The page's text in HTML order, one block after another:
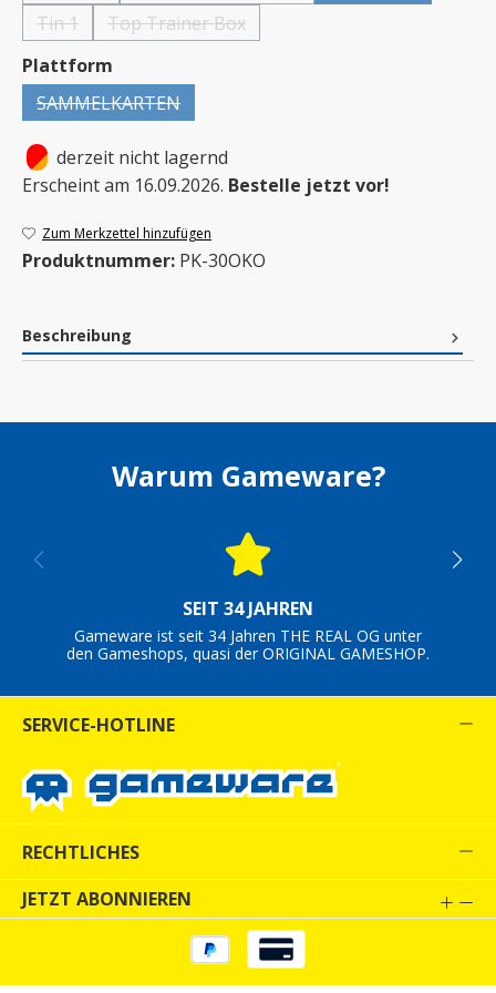
Tin 1(Diese Option ist zurzeit nicht verfügbar.)
Top Trainer Box(Diese Option ist zurzeit nicht verfügbar.)
Plattform
SAMMELKARTEN(Diese Option ist zurzeit nicht verfügbar.)
•
derzeit nicht lagernd
Erscheint am 16.09.2026. Bestelle jetzt vor!
Zum Merkzettel hinzufügen
Produktnummer: PK-30OKO
Beschreibung
Warum Gameware?
SEIT 34 JAHREN
Gameware ist seit 34 Jahren THE REAL OG unter
den Gameshops, quasi der ORIGINAL GAMESHOP.
SERVICE-HOTLINE
RECHTLICHES
JETZT ABONNIEREN